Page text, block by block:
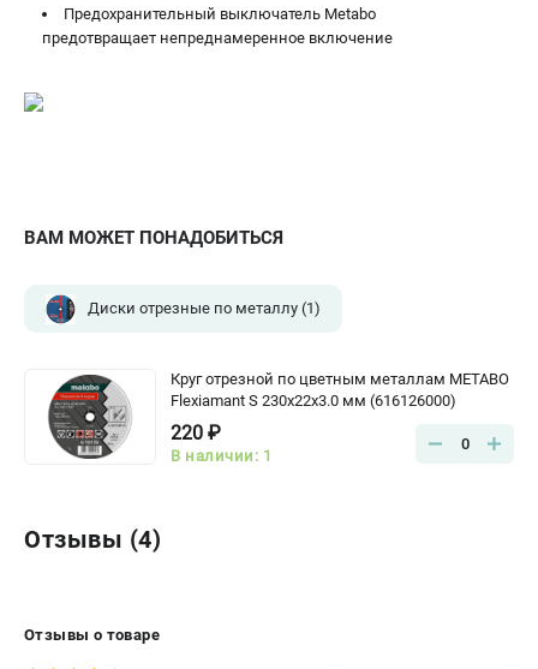
ВАМ МОЖЕТ ПОНАДОБИТЬСЯ
Диски отрезные по металлу (1)
Круг отрезной по цветным металлам METABO
Flexiamant S 230x22х3.0 мм (616126000)
220 ₽
В наличии: 1
0
Предохранительный выключатель Metabo
предотвращает непреднамеренное включение
Отзывы (4)
Отзывы о товаре